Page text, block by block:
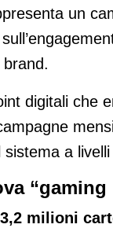
un
digitali che
a
“gaming
3,2 milioni